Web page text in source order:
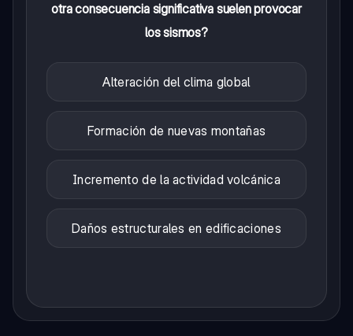
otra consecuencia significativa suelen provocar
los sismos?
Alteración del clima global
Formación de nuevas montañas
Incremento de la actividad volcánica
Daños estructurales en edificaciones